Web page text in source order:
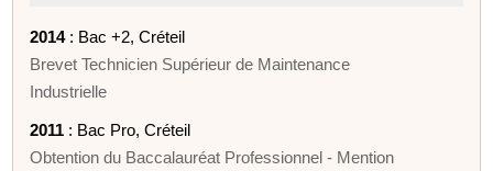
2014: Bac +2, Créteil
Brevet Technicien Supérieur de Maintenance
Industrielle
2011 : Bac Pro, Créteil
Obtention du Baccalauréat Professionnel - Mention